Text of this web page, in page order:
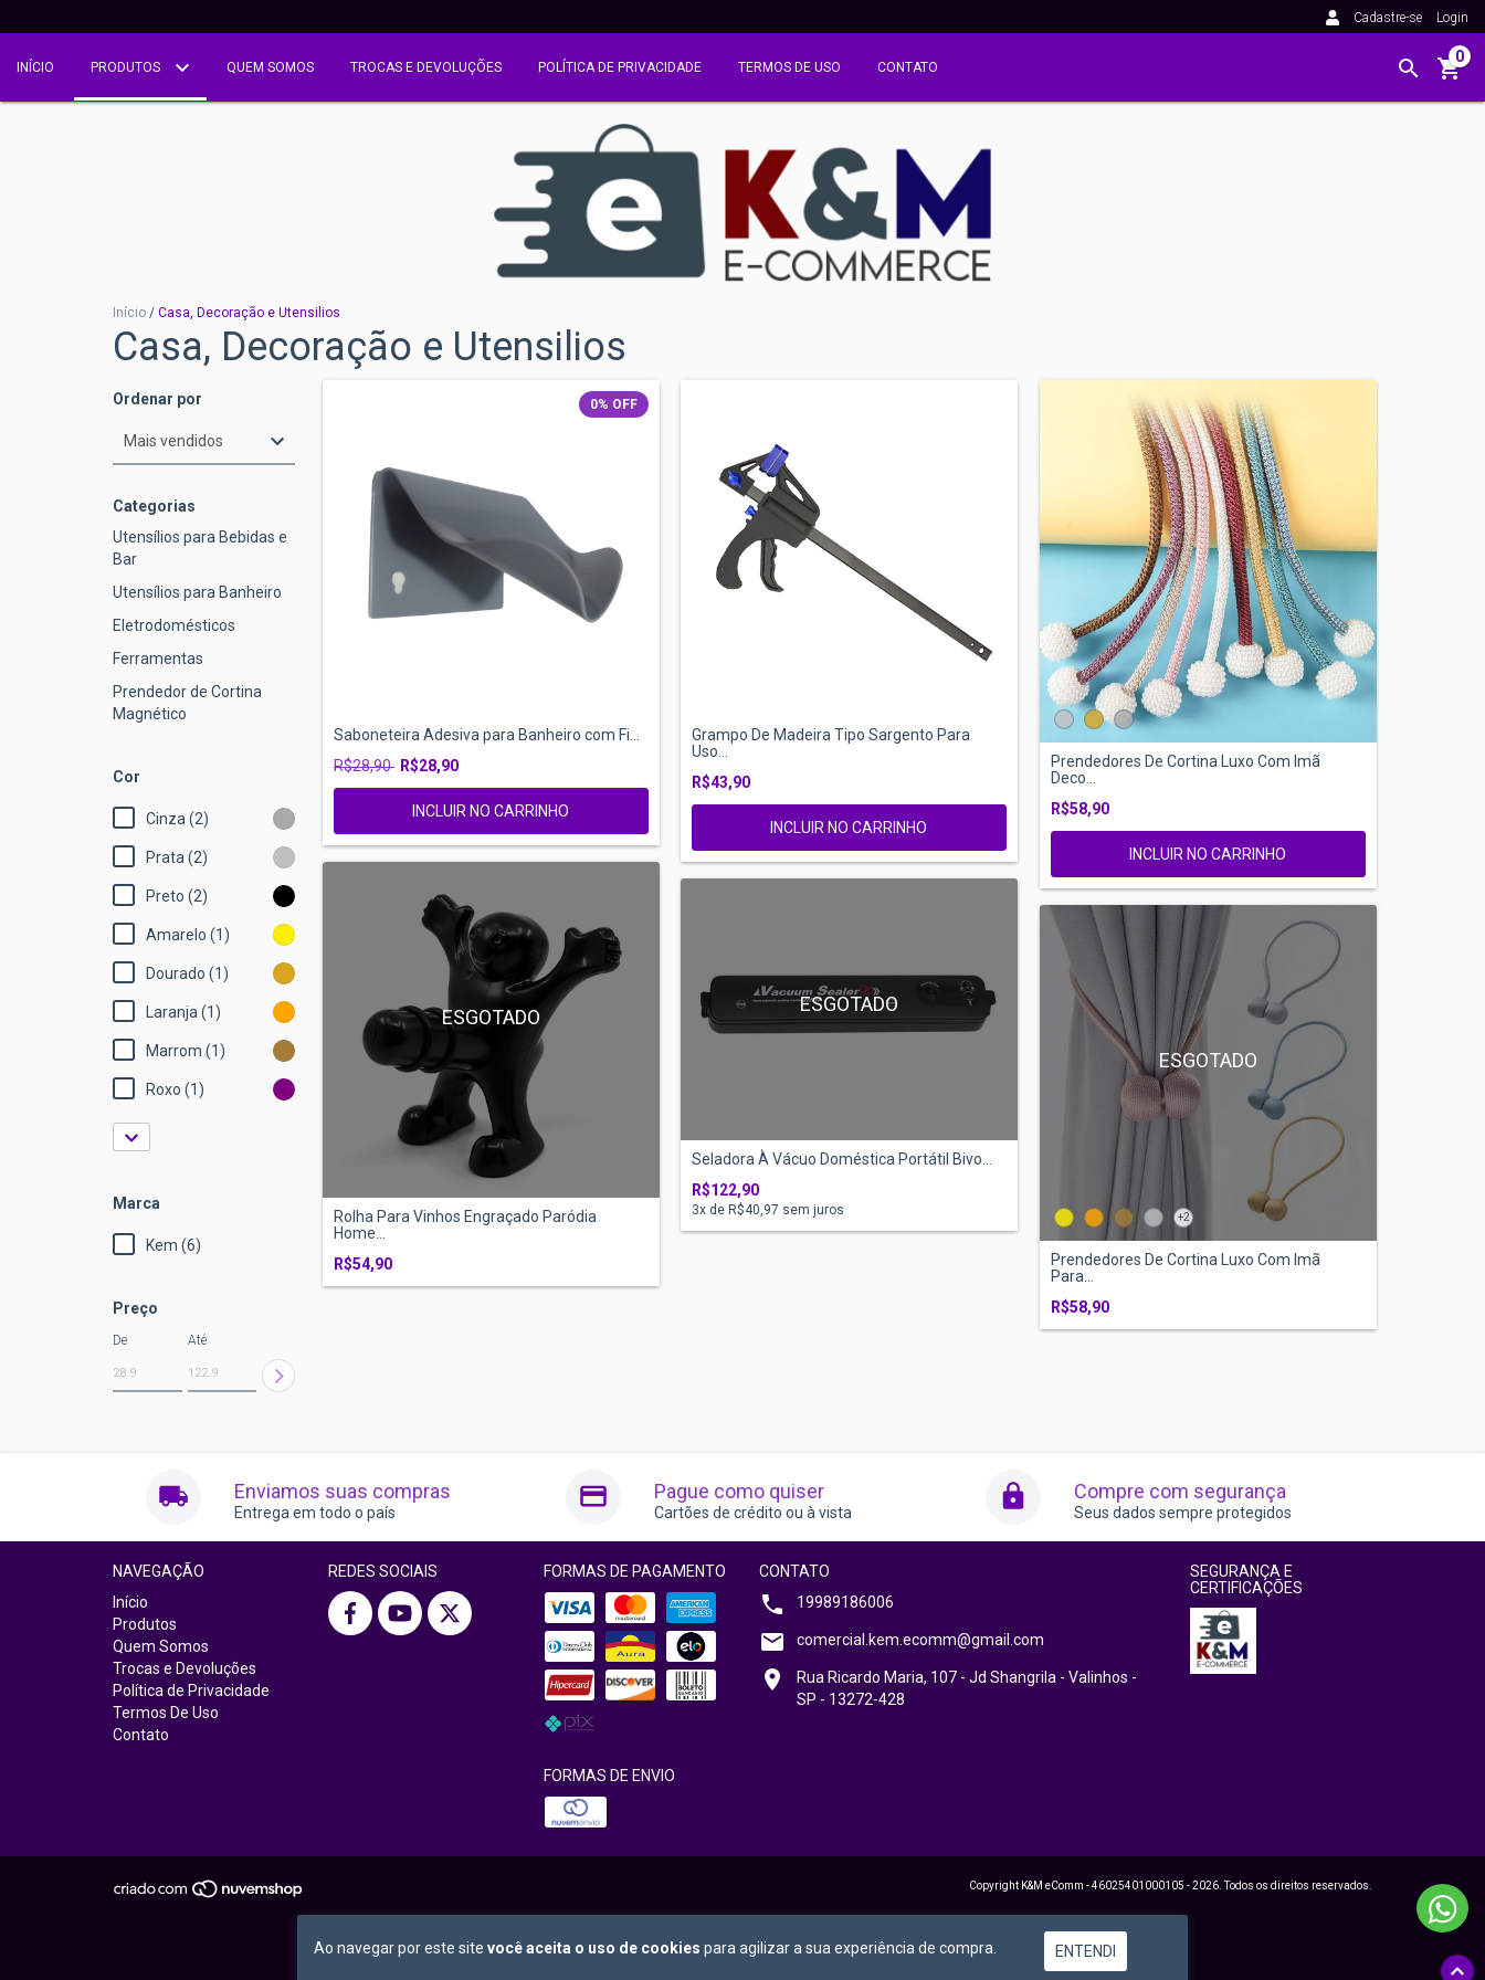
Cadastre-se Login
INÍCIO PRODUTOS QUEM SOMOS TROCAS E DEVOLUÇÕES POLÍTICA DE PRIVACIDADE TERMOS DE USO CONTATO
0
Ao navegar por este site você aceita o uso de cookies para agilizar a sua experiência de compra. ENTENDI
Início / Casa, Decoração e Utensilios
Casa, Decoração e Utensilios
Ordenar por
Categorias
Utensílios para Bebidas e
Bar
Utensílios para Banheiro
Eletrodomésticos
Ferramentas
Prendedor de Cortina
Magnético
Cor
Cinza (2)
Prata (2)
Preto (2)
Amarelo (1)
Dourado (1)
Laranja (1)
Marrom (1)
Roxo (1)
Marca
Kem (6)
Preço
De Até
0% OFF
Saboneteira Adesiva para Banheiro com Fi...
R$28,90 R$28,90
INCLUIR NO CARRINHO
Grampo De Madeira Tipo Sargento Para
Uso...
R$43,90
Prendedores De Cortina Luxo Com Imã
Deco...
R$58,90
INCLUIR NO CARRINHO
ESGOTADO
Rolha Para Vinhos Engraçado Paródia
Home...
R$54,90
ESGOTADO
Seladora À Vácuo Doméstica Portátil Bivo...
R$122,90
3x de R$40,97 sem juros
ESGOTADO
+2
Prendedores De Cortina Luxo Com Imã
Para...
R$58,90
Enviamos suas compras
Entrega em todo o país
Pague como quiser
Cartões de crédito ou à vista
Compre com segurança
Seus dados sempre protegidos
NAVEGAÇÃO
Início
Produtos
Quem Somos
Trocas e Devoluções
Política de Privacidade
Termos De Uso
Contato
REDES SOCIAIS FORMAS DE PAGAMENTO
FORMAS DE ENVIO
CONTATO
19989186006
comercial.kem.ecomm@gmail.com
Rua Ricardo Maria, 107 - Jd Shangrila - Valinhos -
SP - 13272-428
SEGURANÇA E
CERTIFICAÇÕES
Copyright K&M eComm - 46025401000105 - 2026. Todos os direitos reservados.